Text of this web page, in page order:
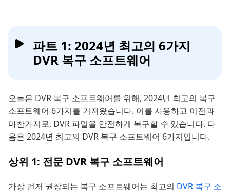
파트 1: 2024년 최고의 6가지
DVR 복구 소프트웨어
오늘은 DVR 복구 소프트웨어를 위해, 2024년 최고의 복구
소프트웨어 6가지를 거져왔습니다. 이를 사용하고 이전과
마찬가지로, DVR 파일을 안전하게 복구할 수 있습니다. 다
음은 2024년 최고의 DVR 복구 소프트웨어 6가지입니다.
상위 1: 전문 DVR 복구 소프트웨어
가장 먼저 권장되는 복구 소프트웨어는 최고의 DVR 복구 소